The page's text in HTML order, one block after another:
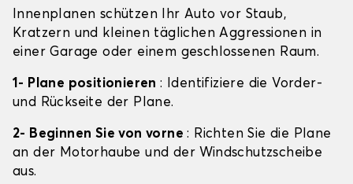
Innenplanen schützen Ihr Auto vor Staub,
Kratzern und kleinen täglichen Aggressionen in
einer Garage oder einem geschlossenen Raum.
1- Plane positionieren: Identifiziere die Vorder-
und Rückseite der Plane.
2- Beginnen Sie von vorne: Richten Sie die Plane
an der Motorhaube und der Windschutzscheibe
aus.